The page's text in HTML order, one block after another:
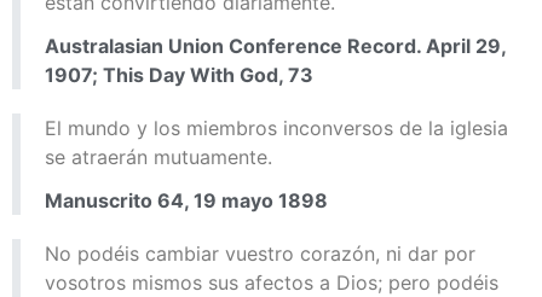
Australasian Union Conference Record. April 29,
1907; This Day With God, 73
El mundo y los miembros inconversos de la iglesia
se atraerán mutuamente.
Manuscrito 64, 19 mayo 1898
No podéis cambiar vuestro corazón, ni dar por
vosotros mismos sus afectos a Dios; pero podéis